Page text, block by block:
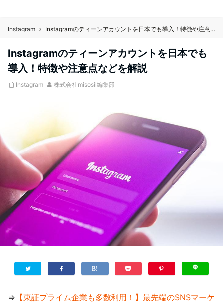
Instagram Instagramのティーンアカウントを日本でも導入！特徴や注意点などを解説
Instagramのティーンアカウントを日本でも
導入！特徴や注意点などを解説
Instagram 株式会社misosil編集部
⇒ 【東証プライム企業も多数利用！】最先端のSNSマーケ